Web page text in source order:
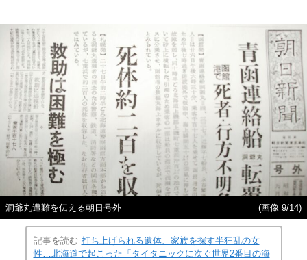
洞爺丸遭難を伝える朝日号外 (画像 9/14)
記事を読む 打ち上げられる遺体、家族を探す半狂乱の女
性…北海道で起こった「タイタニックに次ぐ世界2番目の海